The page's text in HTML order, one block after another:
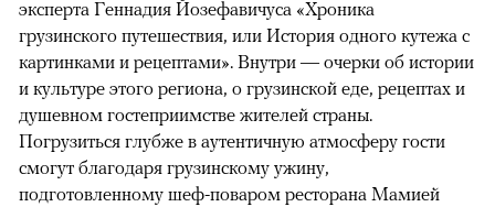
эксперта Геннадия Йозефавичуса «Хроника
грузинского путешествия, или История одного кутежа с
картинками и рецептами». Внутри — очерки об истории
и культуре этого региона, о грузинской еде, рецептах и
душевном гостеприимстве жителей страны.
Погрузиться глубже в аутентичную атмосферу гости
смогут благодаря грузинскому ужину,
подготовленному шеф-поваром ресторана Мамией